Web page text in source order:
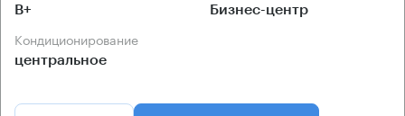
B+ Бизнес-центр
Кондиционирование
центральное